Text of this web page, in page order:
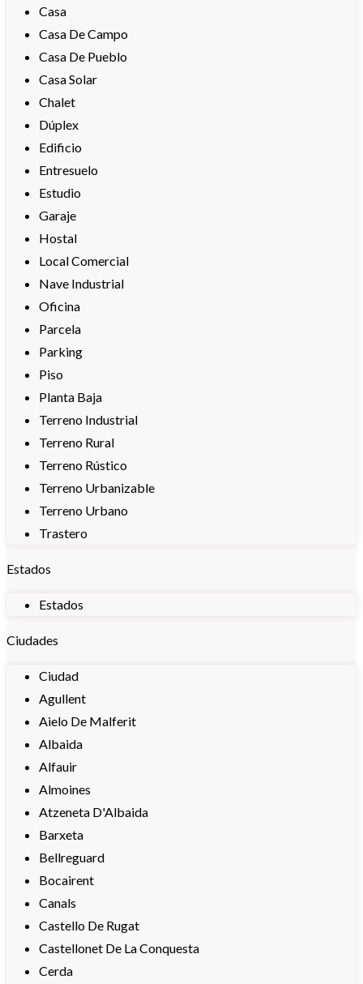
Casa
Casa De Campo
Casa De Pueblo
Casa Solar
Chalet
Dúplex
Edificio
Entresuelo
Estudio
Garaje
Hostal
Local Comercial
Nave Industrial
Oficina
Parcela
Parking
Piso
Planta Baja
Terreno Industrial
Terreno Rural
Terreno Rústico
Terreno Urbanizable
Terreno Urbano
Trastero
Estados
Estados
Ciudades
Ciudad
Agullent
Aielo De Malferit
Albaida
Alfauir
Almoines
Atzeneta D'Albaida
Barxeta
Bellreguard
Bocairent
Canals
Castello De Rugat
Castellonet De La Conquesta
Cerda